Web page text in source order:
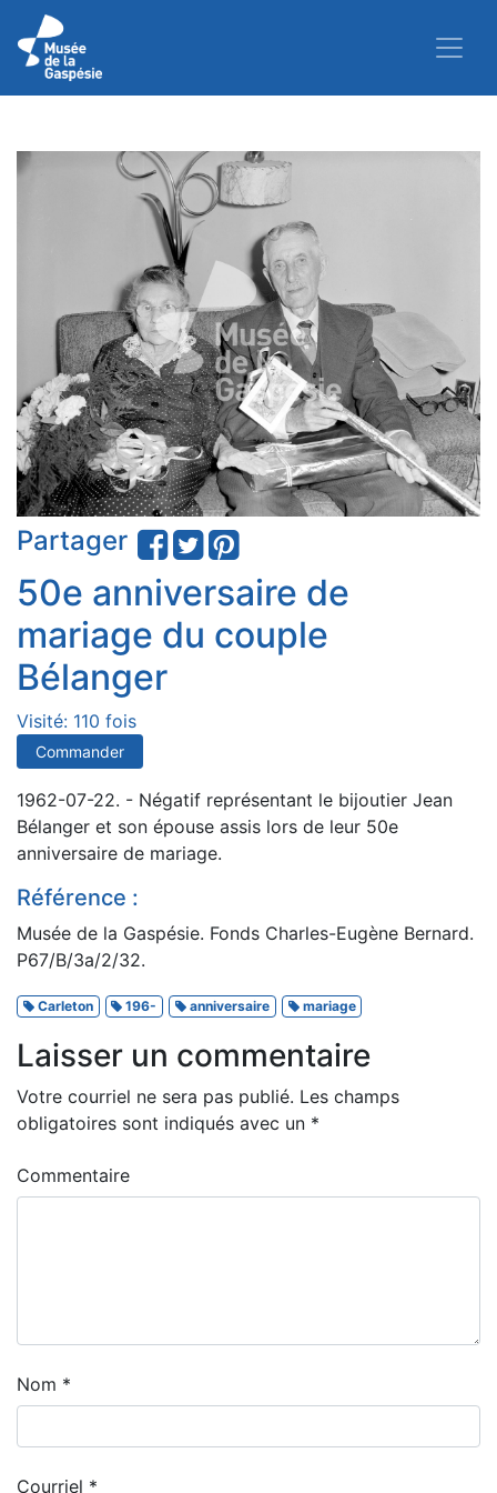
Partager
50e anniversaire de
mariage du couple
Bélanger
Visité: 110 fois
Commander
1962-07-22. - Négatif représentant le bijoutier Jean
Bélanger et son épouse assis lors de leur 50e
anniversaire de mariage.
Référence :
Musée de la Gaspésie. Fonds Charles-Eugène Bernard.
P67/B/3a/2/32.
Carleton 196- anniversaire mariage
Laisser un commentaire
Votre courriel ne sera pas publié. Les champs
obligatoires sont indiqués avec un *
Commentaire
Nom *
Courriel *